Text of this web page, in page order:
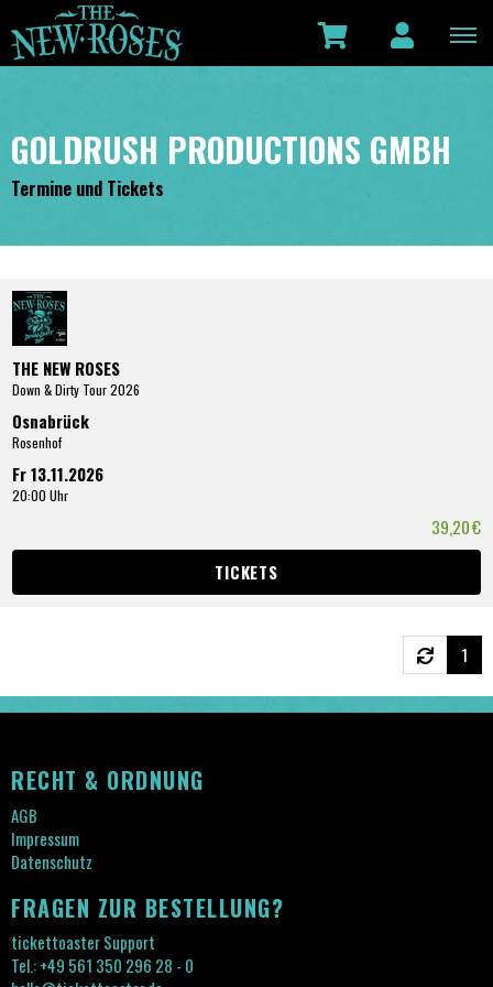
GOLDRUSH PRODUCTIONS GMBH
Termine und Tickets
THE NEW ROSES
Down & Dirty Tour 2026
Osnabrück
Rosenhof
Fr 13.11.2026
20:00 Uhr
39,20 €
TICKETS
1
RECHT & ORDNUNG
AGB
Impressum
Datenschutz
FRAGEN ZUR BESTELLUNG?
tickettoaster Support
Tel.: +49 561 350 296 28 - 0